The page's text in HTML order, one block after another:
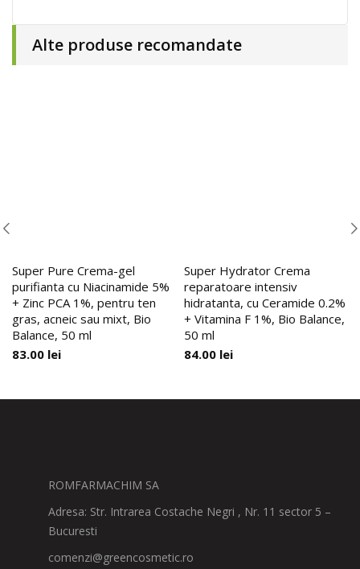
Alte produse recomandate
Super Pure Crema-gel
purifianta cu Niacinamide 5%
+ Zinc PCA 1%, pentru ten
gras, acneic sau mixt, Bio
Balance, 50 ml
83.00 lei
Super Hydrator Crema
reparatoare intensiv
hidratanta, cu Ceramide 0.2%
+ Vitamina F 1%, Bio Balance,
50 ml
84.00 lei
ROMFARMACHIM SA
Adresa: Str. Intrarea Costache Negri , Nr. 11 sector 5 –
Bucuresti
comenzi@greencosmetic.ro